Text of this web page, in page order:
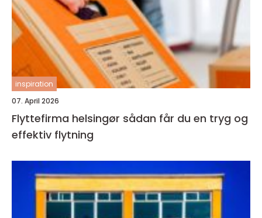
inspiration
07. April 2026
Flyttefirma helsingør sådan får du en tryg og
effektiv flytning